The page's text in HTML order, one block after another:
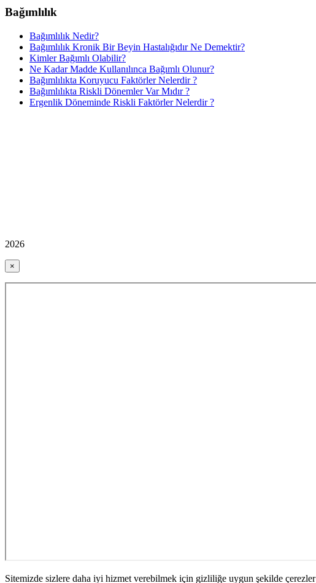
Bağımlılık
Bağımlılık Nedir?
Bağımlılık Kronik Bir Beyin Hastalığıdır Ne Demektir?
Kimler Bağımlı Olabilir?
Ne Kadar Madde Kullanılınca Bağımlı Olunur?
Bağımlılıkta Koruyucu Faktörler Nelerdir ?
Bağımlılıkta Riskli Dönemler Var Mıdır ?
Ergenlik Döneminde Riskli Faktörler Nelerdir ?
2026
×
Sitemizde sizlere daha iyi hizmet verebilmek için gizliliğe uygun şekilde